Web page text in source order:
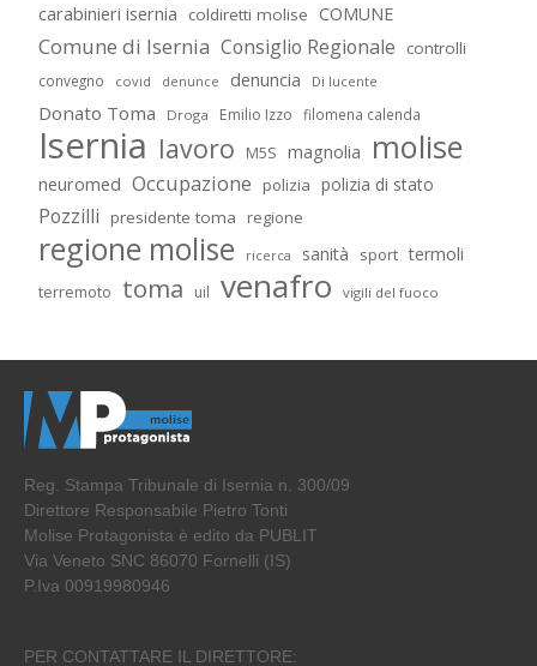
carabinieri isernia coldiretti molise COMUNE
Comune di Isernia Consiglio Regionale controlli
convegno covid denunce denuncia Di lucente
Donato Toma Droga Emilio Izzo filomena calenda
Isernia lavoro M5S magnolia molise
neuromed Occupazione polizia polizia di stato
Pozzilli presidente toma regione
regione molise ricerca sanità sport termoli
terremoto toma uil venafro vigili del fuoco
Reg. Stampa Tribunale di Isernia n. 300/09
Direttore Responsabile Pietro Tonti
Molise Protagonista è edito da PUBLIT
Via Veneto SNC 86070 Fornelli (IS)
P.Iva 00919980946
PER CONTATTARE IL DIRETTORE: